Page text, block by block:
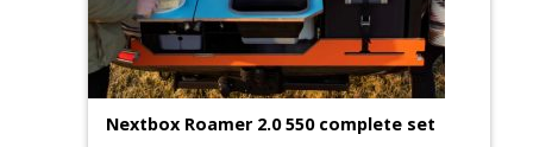
Nextbox Roamer 2.0 550 complete set